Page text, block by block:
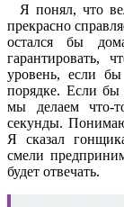
Я понял, что
прекрасно
остался бы
гарантировать,
уровень, если
порядке. Если бы
мы делаем что-
секунды.
Я сказал
смели
будет отвечать.